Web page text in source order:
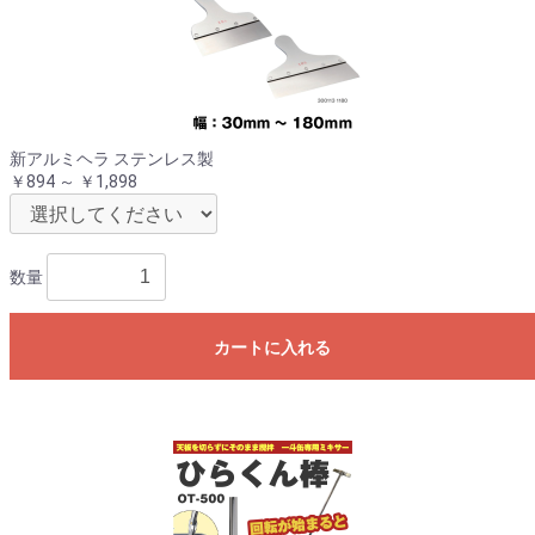
新アルミヘラ ステンレス製
￥894 ～ ￥1,898
数量
カートに入れる